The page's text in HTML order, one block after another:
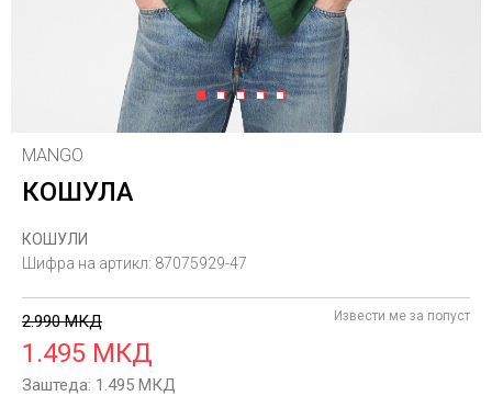
1 2 3 4 5
MANGO
КОШУЛА
КОШУЛИ
Шифра на артикл: 87075929-47
2.990 МКД
1.495 МКД
Заштеда: 1.495 МКД
Извести ме за попуст